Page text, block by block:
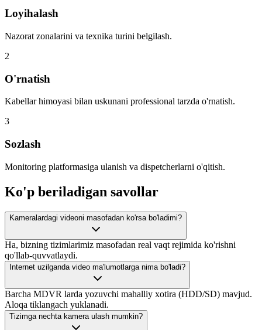
Loyihalash
Nazorat zonalarini va texnika turini belgilash.
2
O'rnatish
Kabellar himoyasi bilan uskunani professional tarzda o'rnatish.
3
Sozlash
Monitoring platformasiga ulanish va dispetcherlarni o'qitish.
Ko'p beriladigan savollar
Kameralardagi videoni masofadan ko'rsa bo'ladimi?
Ha, bizning tizimlarimiz masofadan real vaqt rejimida ko'rishni
qo'llab-quvvatlaydi.
Internet uzilganda video ma'lumotlarga nima bo'ladi?
Barcha MDVR larda yozuvchi mahalliy xotira (HDD/SD) mavjud.
Aloqa tiklangach yuklanadi.
Tizimga nechta kamera ulash mumkin?